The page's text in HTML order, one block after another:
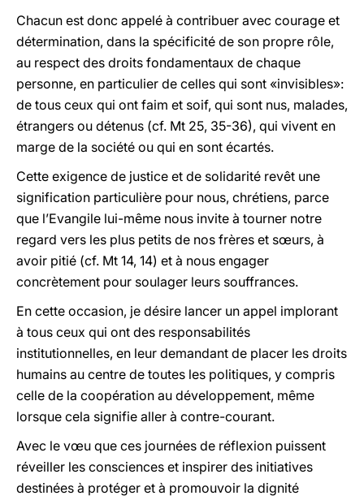
Chacun est donc appelé à contribuer avec courage et
détermination, dans la spécificité de son propre rôle,
au respect des droits fondamentaux de chaque
personne, en particulier de celles qui sont «invisibles»:
de tous ceux qui ont faim et soif, qui sont nus, malades,
étrangers ou détenus (cf. Mt 25, 35-36), qui vivent en
marge de la société ou qui en sont écartés.
Cette exigence de justice et de solidarité revêt une
signification particulière pour nous, chrétiens, parce
que l’Evangile lui-même nous invite à tourner notre
regard vers les plus petits de nos frères et sœurs, à
avoir pitié (cf. Mt 14, 14) et à nous engager
concrètement pour soulager leurs souffrances.
En cette occasion, je désire lancer un appel implorant
à tous ceux qui ont des responsabilités
institutionnelles, en leur demandant de placer les droits
humains au centre de toutes les politiques, y compris
celle de la coopération au développement, même
lorsque cela signifie aller à contre-courant.
Avec le vœu que ces journées de réflexion puissent
réveiller les consciences et inspirer des initiatives
destinées à protéger et à promouvoir la dignité